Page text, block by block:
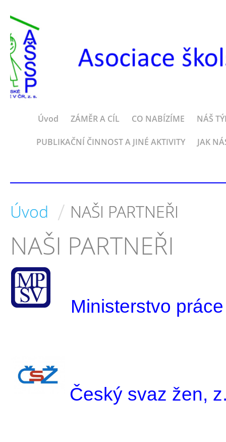
Úvod ZÁMĚR A CÍL CO NABÍZÍME NÁŠ
PUBLIKAČNÍ ČINNOST A JINÉ AKTIVITY JAK
Úvod / NAŠI PARTNEŘI
NAŠI PARTNEŘI
Ministerstvo
Český svaz žen,